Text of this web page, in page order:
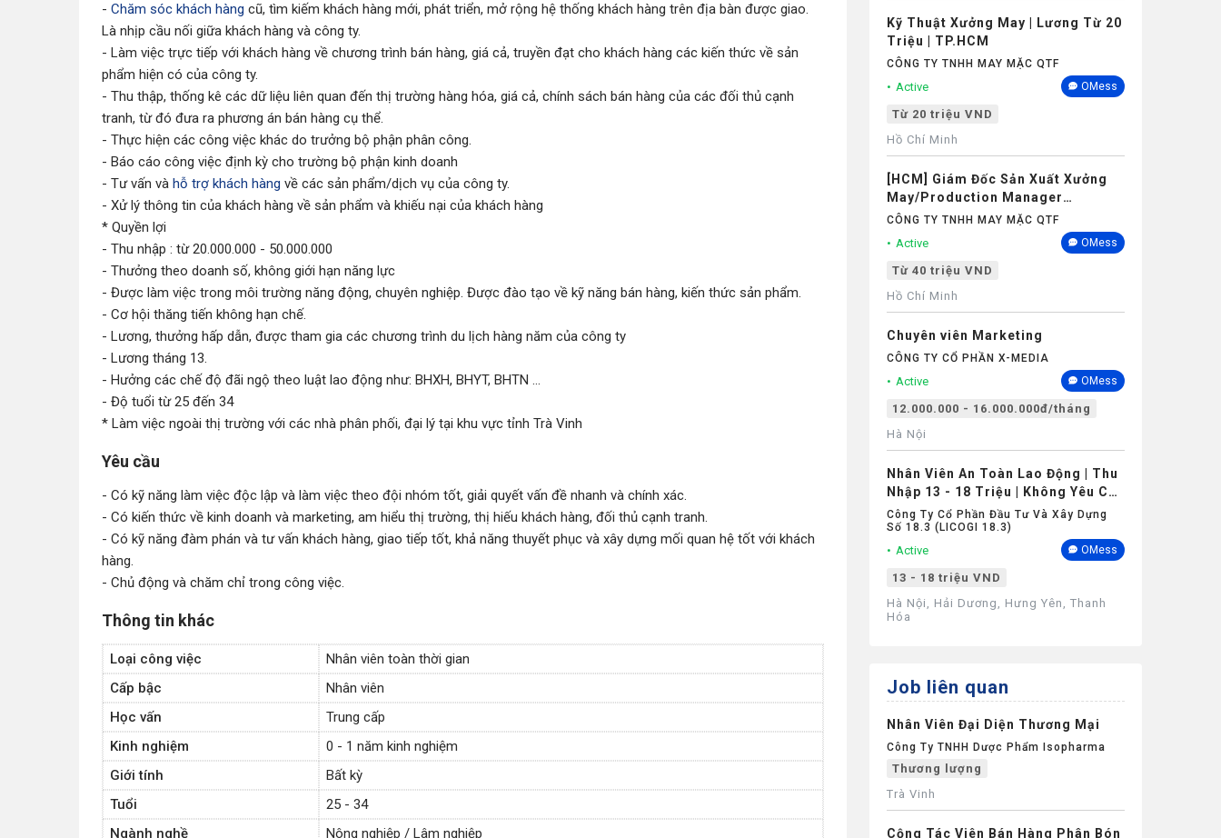
- Chăm sóc khách hàng cũ, tìm kiếm khách hàng mới, phát triển, mở rộng hệ thống khách hàng trên địa bàn được giao.
Là nhịp cầu nối giữa khách hàng và công ty.
- Làm việc trực tiếp với khách hàng về chương trình bán hàng, giá cả, truyền đạt cho khách hàng các kiến thức về sản
phẩm hiện có của công ty.
- Thu thập, thống kê các dữ liệu liên quan đến thị trường hàng hóa, giá cả, chính sách bán hàng của các đối thủ cạnh
tranh, từ đó đưa ra phương án bán hàng cụ thể.
- Thực hiện các công việc khác do trưởng bộ phận phân công.
- Báo cáo công việc định kỳ cho trường bộ phận kinh doanh
- Tư vấn và hỗ trợ khách hàng về các sản phẩm/dịch vụ của công ty.
- Xử lý thông tin của khách hàng về sản phẩm và khiếu nại của khách hàng
* Quyền lợi
- Thu nhập : từ 20.000.000 - 50.000.000
- Thưởng theo doanh số, không giới hạn năng lực
- Được làm việc trong môi trường năng động, chuyên nghiệp. Được đào tạo về kỹ năng bán hàng, kiến thức sản phẩm.
- Cơ hội thăng tiến không hạn chế.
- Lương, thưởng hấp dẫn, được tham gia các chương trình du lịch hàng năm của công ty
- Lương tháng 13.
- Hưởng các chế độ đãi ngộ theo luật lao động như: BHXH, BHYT, BHTN ...
- Độ tuổi từ 25 đến 34
* Làm việc ngoài thị trường với các nhà phân phối, đại lý tại khu vực tỉnh Trà Vinh
Yêu cầu
- Có kỹ năng làm việc độc lập và làm việc theo đội nhóm tốt, giải quyết vấn đề nhanh và chính xác.
- Có kiến thức về kinh doanh và marketing, am hiểu thị trường, thị hiếu khách hàng, đối thủ cạnh tranh.
- Có kỹ năng đàm phán và tư vấn khách hàng, giao tiếp tốt, khả năng thuyết phục và xây dựng mối quan hệ tốt với khách
hàng.
- Chủ động và chăm chỉ trong công việc.
Thông tin khác
Loại công việc
Nhân viên toàn thời gian
Cấp bậc
Nhân viên
Học vấn
Trung cấp
Kinh nghiệm
0 - 1 năm kinh nghiệm
Giới tính
Bất kỳ
Tuổi
25 - 34
Ngành nghề
Nông nghiệp / Lâm nghiệp
Kỹ Thuật Xưởng May | Lương Từ 20
Triệu | TP.HCM
CÔNG TY TNHH MAY MẶC QTF
Active OMess
Từ 20 triệu VND
Hồ Chí Minh
[HCM] Giám Đốc Sản Xuất Xưởng
May/Production Manager
(Garments) - Lương 40M+
CÔNG TY TNHH MAY MẶC QTF
Active OMess
Từ 40 triệu VND
Hồ Chí Minh
Chuyên viên Marketing
CÔNG TY CỔ PHẦN X-MEDIA
Active OMess
12.000.000 - 16.000.000đ/tháng
Hà Nội
Nhân Viên An Toàn Lao Động | Thu
Nhập 13 - 18 Triệu | Không Yêu Cầu
Kinh Nghiệm
Công Ty Cổ Phần Đầu Tư Và Xây Dựng
Số 18.3 (LICOGI 18.3)
Active OMess
13 - 18 triệu VND
Hà Nội, Hải Dương, Hưng Yên, Thanh
Hóa
Job liên quan
Nhân Viên Đại Diện Thương Mại
Công Ty TNHH Dược Phẩm Isopharma
Thương lượng
Trà Vinh
Cộng Tác Viên Bán Hàng Phân Bón